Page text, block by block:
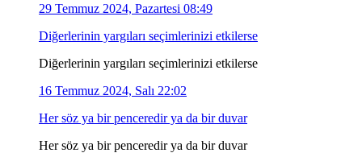
29 Temmuz 2024, Pazartesi 08:49
Diğerlerinin yargıları seçimlerinizi etkilerse
Diğerlerinin yargıları seçimlerinizi etkilerse
16 Temmuz 2024, Salı 22:02
Her söz ya bir penceredir ya da bir duvar
Her söz ya bir penceredir ya da bir duvar